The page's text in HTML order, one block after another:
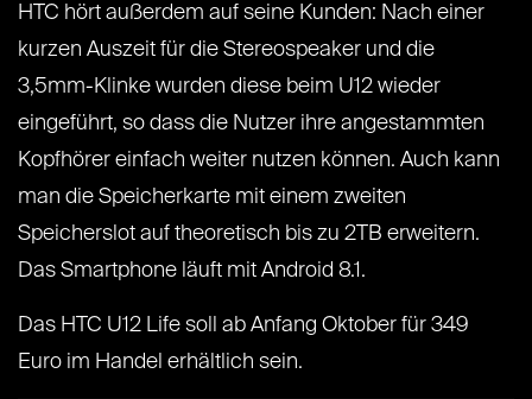
HTC hört außerdem auf seine Kunden: Nach einer
kurzen Auszeit für die Stereospeaker und die
3,5mm-Klinke wurden diese beim U12 wieder
eingeführt, so dass die Nutzer ihre angestammten
Kopfhörer einfach weiter nutzen können. Auch kann
man die Speicherkarte mit einem zweiten
Speicherslot auf theoretisch bis zu 2TB erweitern.
Das Smartphone läuft mit Android 8.1.
Das HTC U12 Life soll ab Anfang Oktober für 349
Euro im Handel erhältlich sein.